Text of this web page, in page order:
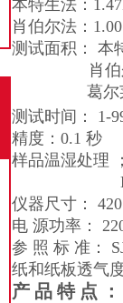
本特生法：
肖伯尔法：
测试面积： 本
肖伯尔法：
葛尔莱
测试时间： 1-
精度：0.1 秒
样品温湿处理
B.前后间
仪器尺寸：
电 源功率：
参 照 标 准：
纸和纸板透气
产 品 特 点 ：